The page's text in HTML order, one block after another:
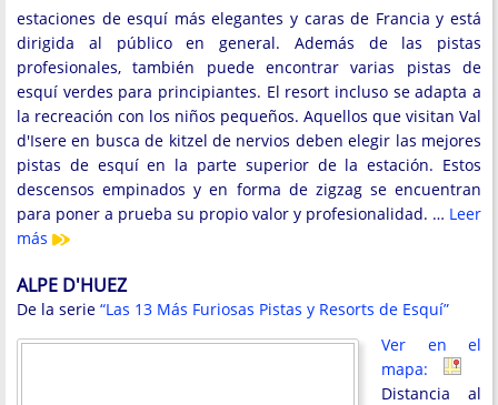
estaciones de esquí más elegantes y caras de Francia y está
dirigida al público en general. Además de las pistas
profesionales, también puede encontrar varias pistas de
esquí verdes para principiantes. El resort incluso se adapta a
la recreación con los niños pequeños. Aquellos que visitan Val
d'Isere en busca de kitzel de nervios deben elegir las mejores
pistas de esquí en la parte superior de la estación. Estos
descensos empinados y en forma de zigzag se encuentran
para poner a prueba su propio valor y profesionalidad. … Leer
más
ALPE D'HUEZ
De la serie “Las 13 Más Furiosas Pistas y Resorts de Esquí”
Ver en el
mapa:
Distancia al